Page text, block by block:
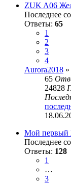
ZUK A06
Последнее
Ответы: 65
1
2
3
4
Aurora2018
65
24828
Мой первый
Последнее
Ответы: 128
1
…
3